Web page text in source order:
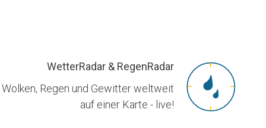
WetterRadar & RegenRadar
Wolken, Regen und Gewitter weltweit
auf einer Karte - live!